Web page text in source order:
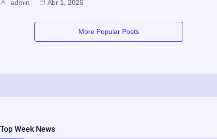
admin Abr 1, 2026
More Popular Posts
Top Week News